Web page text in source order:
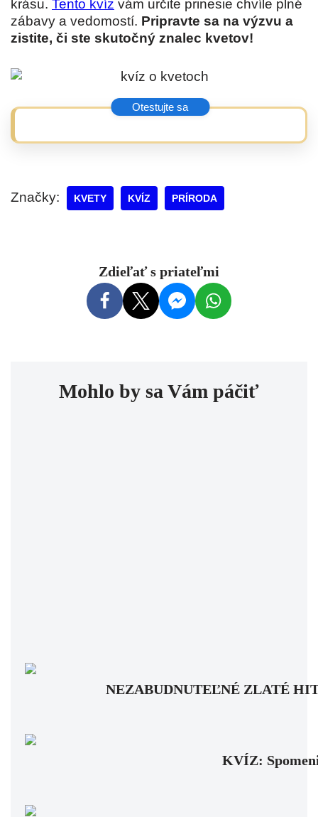
krásu. Tento kvíz vám určite prinesie chvíle plné
zábavy a vedomostí. Pripravte sa na výzvu a
zistite, či ste skutočný znalec kvetov!
Značky: KVETY KVÍZ PRÍRODA
Zdieľať s priateľmi
Mohlo by sa Vám páčiť
NEZABUDNUTEĽNÉ ZLATÉ
KVÍZ: